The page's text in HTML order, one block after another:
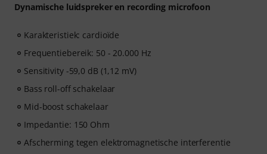
Dynamische luidspreker en recording microfoon
Karakteristiek: cardioïde
Frequentiebereik: 50 - 20.000 Hz
Sensitivity -59,0 dB (1,12 mV)
Bass roll-off schakelaar
Mid-boost schakelaar
Impedantie: 150 Ohm
Afscherming tegen elektromagnetische interferentie